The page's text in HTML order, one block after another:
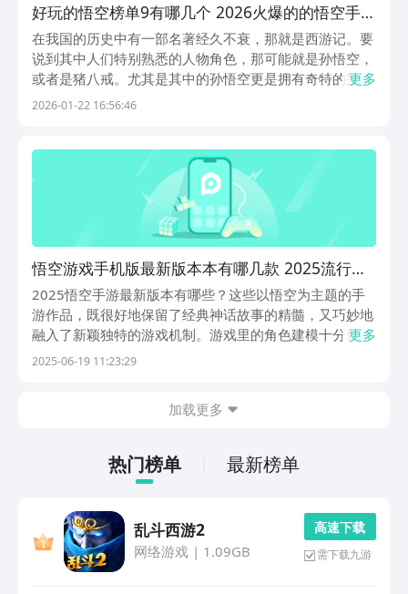
好玩的悟空榜单9有哪几个 2026火爆的的悟空手游
分享before_1
在我国的历史中有一部名著经久不衰，那就是西游记。要
说到其中人们特别熟悉的人物角色，那可能就是孙悟空，
或者是猪八戒。尤其是其中的孙悟空更是拥有奇特的技
能。悟空手游就以此人物角色进行讲述，将会以独特的视
量...
更多
2026-01-22 16:56:46
悟空游戏手机版最新版本本有哪几款 2025流行的
悟空游戏合辑
2025悟空手游最新版本有哪些？这些以悟空为主题的手
游作品，既很好地保留了经典神话故事的精髓，又巧妙地
融入了新颖独特的游戏机制。游戏里的角色建模十分精
细，仿佛赋予了角色鲜活的生命力，战斗系统也各有千
更多
2025-06-19 11:23:29
加载更多
热门榜单 最新榜单
乱斗西游2
网络游戏| 1.09GB
高 速 下 载
需下载九游